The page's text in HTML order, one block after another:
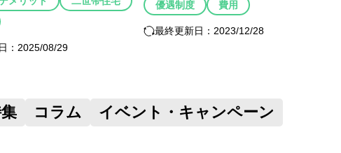
：2025/08/29
優遇制度
費用
最終更新日：2023/12/28
コラム イベント・キャンペーン